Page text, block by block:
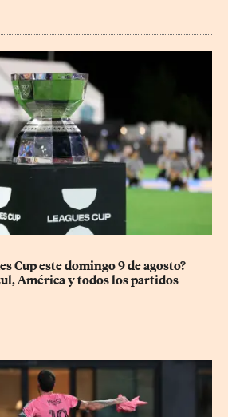
Cup este domingo 9 de agosto?
América y todos los partidos